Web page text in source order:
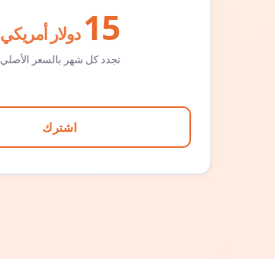
15 دولار أمريكي
تجدد كل شهر بالسعر الأصلي
اشترك